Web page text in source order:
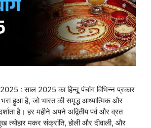
: साल 2025 का हिन्दू पंचांग विभिन्न प्रकार
भरा हुआ है, जो भारत की समृद्ध आध्यात्मिक और
है। हर महीने अपने अद्वितीय पर्व और व्रत
मकर संक्रांति, होली और दीवाली, और